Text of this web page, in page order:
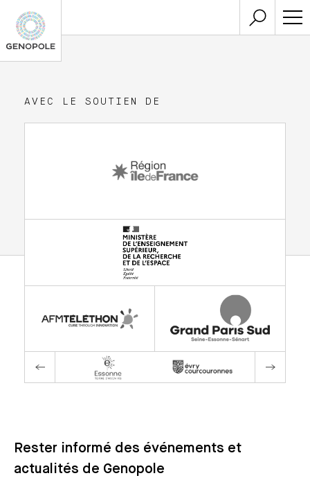
AVEC LE SOUTIEN DE
Rester informé des événements et
actualités de Genopole